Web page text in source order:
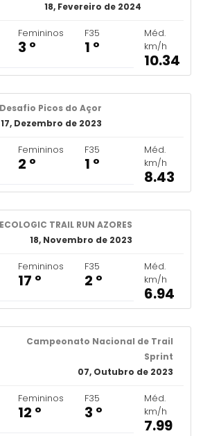
18, Fevereiro de 2024
Femininos
3 º
F35
1 º
Méd.
km/h
10.34
Desafio Picos do Açor
17, Dezembro de 2023
Femininos
2 º
F35
1 º
Méd.
km/h
8.43
ECOLOGIC TRAIL RUN AZORES
18, Novembro de 2023
Femininos
17 º
F35
2 º
Méd.
km/h
6.94
Campeonato Nacional de Trail
Sprint
07, Outubro de 2023
Femininos
12 º
F35
3 º
Méd.
km/h
7.99